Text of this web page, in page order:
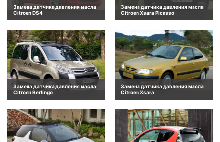
Замена датчика давления масла
Citroen DS4
Замена датчика давления масла
Citroen Xsara Picasso
Замена датчика давления масла
Citroen Berlingo
Замена датчика давления масла
Citroen Xsara